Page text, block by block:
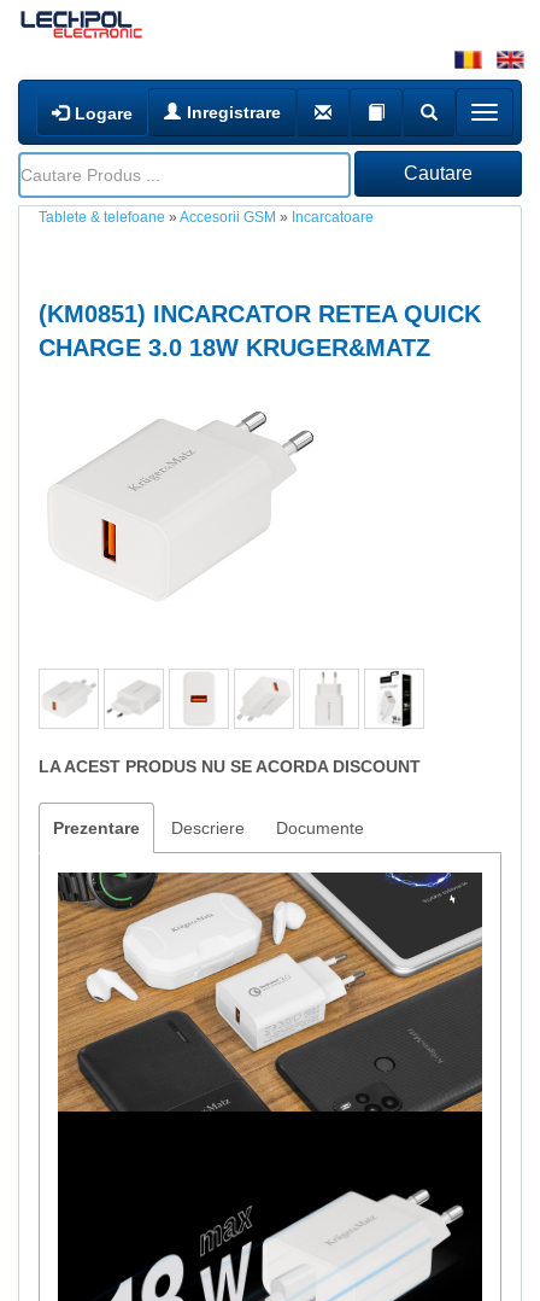
Logare Inregistrare
Tablete & telefoane » Accesorii GSM » Incarcatoare
(KM0851) INCARCATOR RETEA QUICK
CHARGE 3.0 18W KRUGER&MATZ
LA ACEST PRODUS NU SE ACORDA DISCOUNT
Prezentare Descriere Documente